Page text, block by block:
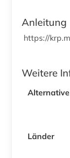
Anleitung
https://
Weitere
Länder